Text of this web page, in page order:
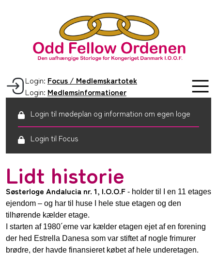
Login: Focus / Medlemskartotek
Login: Medlemsinformationer
Login til mødeplan og information om egen loge
Login til Focus
Lidt historie
Søsterloge Andalucia nr. 1, I.O.O.F - holder til I en 11 etages
ejendom – og har til huse I hele stue etagen og den
tilhørende kælder etage.
I starten af 1980´erne var kælder etagen ejet af en forening
der hed Estrella Danesa som var stiftet af nogle frimurer
brødre, der havde finansieret købet af hele underetagen.